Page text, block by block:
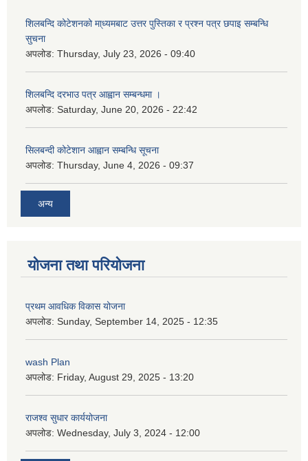
शिलबन्दि कोटेशनको मा्ध्यमबाट उत्तर पुस्तिका र प्रश्न पत्र छपाइ सम्बन्धि
सुचना
अपलोड: Thursday, July 23, 2026 - 09:40
शिलबन्दि दरभाउ पत्र आह्वान सम्बन्धमा ।
अपलोड: Saturday, June 20, 2026 - 22:42
सिलबन्दी कोटेशान आह्वान सम्बन्धि सूचना
अपलोड: Thursday, June 4, 2026 - 09:37
अन्य
योजना तथा परियोजना
प्रथम आवधिक विकास योजना
अपलोड: Sunday, September 14, 2025 - 12:35
wash Plan
अपलोड: Friday, August 29, 2025 - 13:20
राजश्व सुधार कार्ययोजना
अपलोड: Wednesday, July 3, 2024 - 12:00